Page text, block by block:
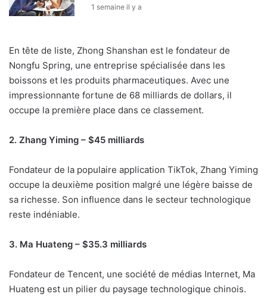
1 semaine il y a
En tête de liste, Zhong Shanshan est le fondateur de
Nongfu Spring, une entreprise spécialisée dans les
boissons et les produits pharmaceutiques. Avec une
impressionnante fortune de 68 milliards de dollars, il
occupe la première place dans ce classement.
2. Zhang Yiming – $45 milliards
Fondateur de la populaire application TikTok, Zhang Yiming
occupe la deuxième position malgré une légère baisse de
sa richesse. Son influence dans le secteur technologique
reste indéniable.
3. Ma Huateng – $35.3 milliards
Fondateur de Tencent, une société de médias Internet, Ma
Huateng est un pilier du paysage technologique chinois.